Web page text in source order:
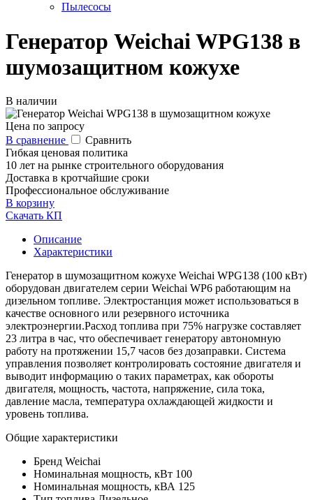
Пылесосы
Генератор Weichai WPG138 в
шумозащитном кожухе
В наличии
Цена по запросу
В сравнение
Сравнить
Гибкая ценовая политика
10 лет на рынке строительного оборудования
Доставка в кротчайшие сроки
Профессиональное обслуживание
В корзину
Скачать КП
Описание
Характеристики
Генератор в шумозащитном кожухе Weichai WPG138 (100 кВт)
оборудован двигателем серии Weichai WP6 работающим на
дизельном топливе. Электростанция может использоваться в
качестве основного или резервного источника
электроэнергии.Расход топлива при 75% нагрузке составляет
23 литра в час, что обеспечивает генератору автономную
работу на протяжении 15,7 часов без дозаправки. Система
управления позволяет контролировать состояние двигателя и
выводит информацию о таких параметрах, как обороты
двигателя, мощность, частота, напряжение, сила тока,
давление масла, температура охлаждающей жидкости и
уровень топлива.
Общие характеристики
Бренд Weichai
Номинальная мощность, кВт 100
Номинальная мощность, кВА 125